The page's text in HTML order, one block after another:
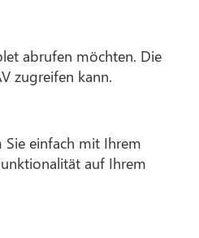
abrufen möchten. Die
zugreifen kann.
einfach mit Ihrem
auf Ihrem